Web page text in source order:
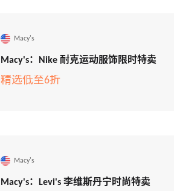
Macy's
Macy's：Nike 耐克运动服饰限时特卖
精选低至6折
Macy's
Macy's：Levi's 李维斯丹宁时尚特卖